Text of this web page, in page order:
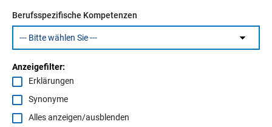
Berufsspezifische Kompetenzen
Anzeigefilter:
Erklärungen
Synonyme
Alles anzeigen/ausblenden